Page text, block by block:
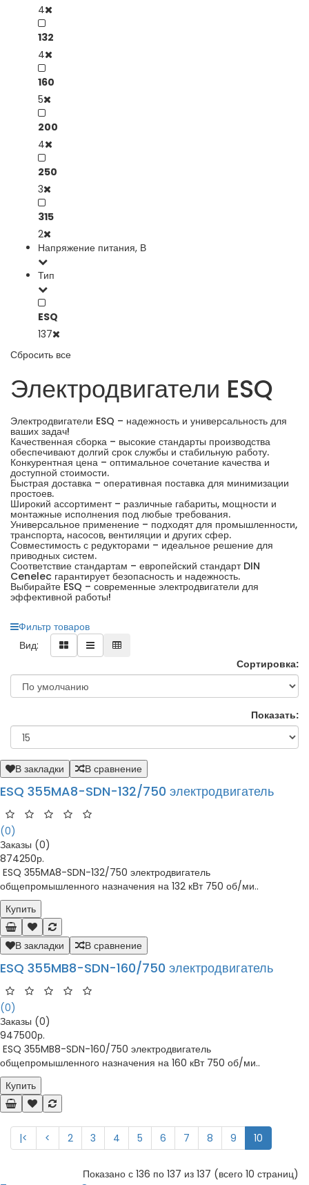
4
132
4
160
5
200
4
250
3
315
2
Напряжение питания, В
Тип
ESQ
137
Сбросить все
Электродвигатели ESQ
Электродвигатели ESQ – надежность и универсальность для
ваших задач!
Качественная сборка – высокие стандарты производства
обеспечивают долгий срок службы и стабильную работу.
Конкурентная цена – оптимальное сочетание качества и
доступной стоимости.
Быстрая доставка – оперативная поставка для минимизации
простоев.
Широкий ассортимент – различные габариты, мощности и
монтажные исполнения под любые требования.
Универсальное применение – подходят для промышленности,
транспорта, насосов, вентиляции и других сфер.
Совместимость с редукторами – идеальное решение для
приводных систем.
Соответствие стандартам – европейский стандарт DIN
Cenelec гарантирует безопасность и надежность.
Выбирайте ESQ – современные электродвигатели для
эффективной работы!
Фильтр товаров
Вид:
Сортировка:
Показать:
В закладки В сравнение
ESQ 355MA8-SDN-132/750 электродвигатель
(0)
Заказы (0)
874250р.
ESQ 355MA8-SDN-132/750 электродвигатель
общепромышленного назначения на 132 кВт 750 об/ми..
Купить
В закладки В сравнение
ESQ 355MB8-SDN-160/750 электродвигатель
(0)
Заказы (0)
947500р.
ESQ 355MB8-SDN-160/750 электродвигатель
общепромышленного назначения на 160 кВт 750 об/ми..
Купить
|< < 2 3 4 5 6 7 8 9 10
Показано с 136 по 137 из 137 (всего 10 страниц)